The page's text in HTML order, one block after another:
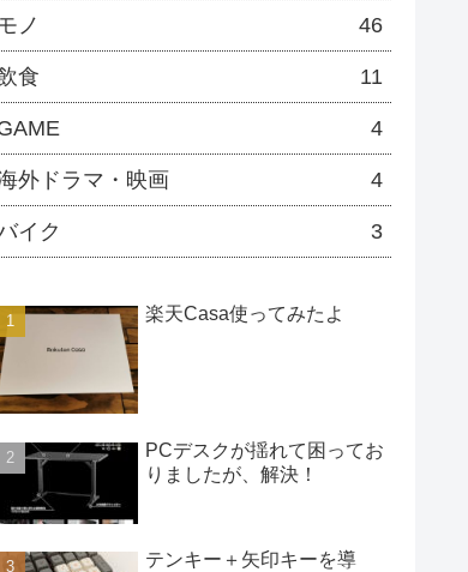
ノ 46
食 11
4
外ドラマ・映画 4
イク 3
楽天Casa使ってみたよ
PCデスクが揺れて困ってお
りましたが、解決！
テンキー＋矢印キーを導